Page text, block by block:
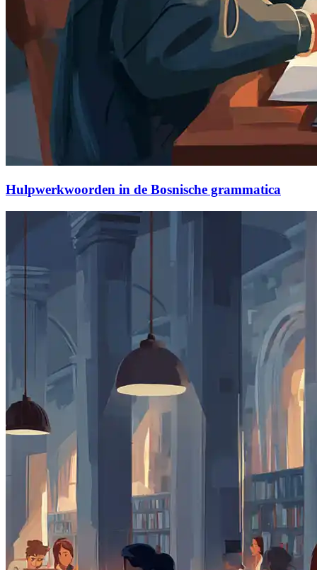
Hulpwerkwoorden in de Bosnische grammatica